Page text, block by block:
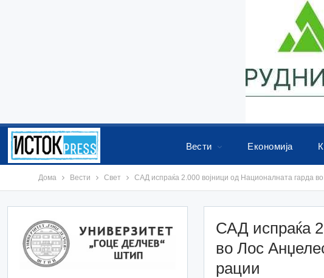
Вести Економија
Дома Вести Свет САД испраќа 2.000 војници од Националната гарда
САД испраќа
во Лос
рации